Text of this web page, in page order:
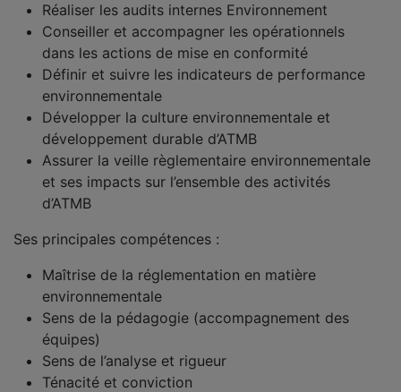
Réaliser les audits internes Environnement
Conseiller et accompagner les opérationnels
dans les actions de mise en conformité
Définir et suivre les indicateurs de performance
environnementale
Développer la culture environnementale et
développement durable d’ATMB
Assurer la veille règlementaire environnementale
et ses impacts sur l’ensemble des activités
d’ATMB
Ses principales compétences :
Maîtrise de la réglementation en matière
environnementale
Sens de la pédagogie (accompagnement des
équipes)
Sens de l’analyse et rigueur
Ténacité et conviction